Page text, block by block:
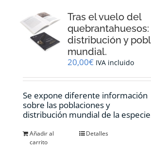
Tras el vuelo del
quebrantahuesos:
distribución y
mundial.
20,00€ IVA incluido
Se expone diferente información
sobre las poblaciones y
distribución mundial de la
Añadir al
carrito
Detalles